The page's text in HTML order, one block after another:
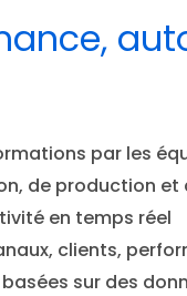
par les
de production
en temps réel
clients,
sur des